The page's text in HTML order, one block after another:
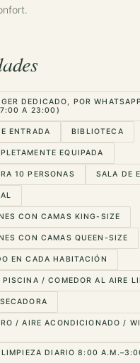
DEDICADO, POR
7:00 A 23:00)
ENTRADA BIBLIOTECA
EQUIPADA
10 PERSONAS SALA DE
CON CAMAS KING-SIZE
CON CAMAS QUEEN-SIZE
EN CADA HABITACIÓN
/ COMEDOR AL AIRE
/ AIRE ACONDICIONADO /
LIMPIEZA DIARIO 8:00